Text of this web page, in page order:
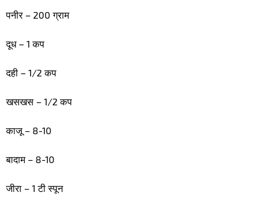
पनीर – 200 ग्राम
दूध – 1 कप
दही – 1/2 कप
खसखस – 1/2 कप
काजू – 8-10
बादाम – 8-10
जीरा – 1 टी स्पून